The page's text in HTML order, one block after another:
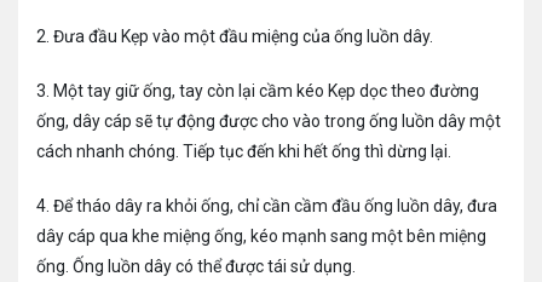
2. Đưa đầu Kẹp vào một đầu miệng của ống luồn dây.
3. Một tay giữ ống, tay còn lại cầm kéo Kẹp dọc theo đường
ống, dây cáp sẽ tự động được cho vào trong ống luồn dây một
cách nhanh chóng. Tiếp tục đến khi hết ống thì dừng lại.
4. Để tháo dây ra khỏi ống, chỉ cần cầm đầu ống luồn dây, đưa
dây cáp qua khe miệng ống, kéo mạnh sang một bên miệng
ống. Ống luồn dây có thể được tái sử dụng.